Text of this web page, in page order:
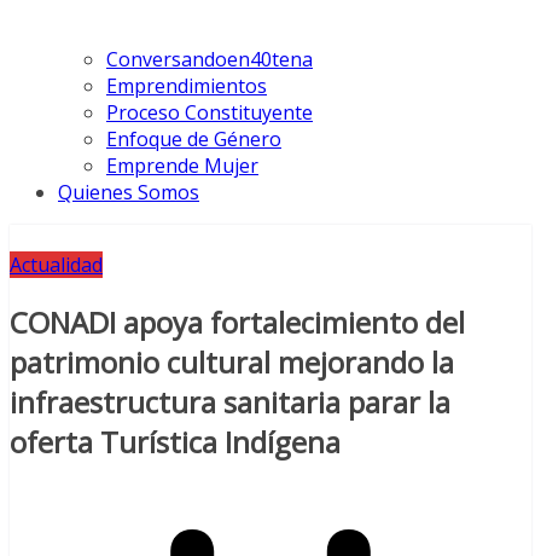
Conversandoen40tena
Emprendimientos
Proceso Constituyente
Enfoque de Género
Emprende Mujer
Quienes Somos
Actualidad
CONADI apoya fortalecimiento del
patrimonio cultural mejorando la
infraestructura sanitaria parar la
oferta Turística Indígena